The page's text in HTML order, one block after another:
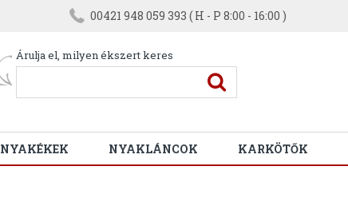
00421 948 059 393 ( H - P 8:00 - 16:00 )
Árulja el, milyen ékszert keres
NYAKÉKEK NYAKLÁNCOK KARKÖTŐK